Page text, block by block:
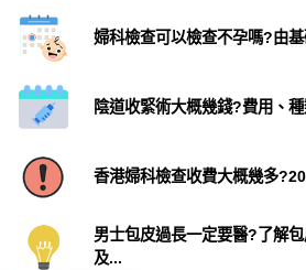
婦科檢查可以檢查不孕嗎?由
陰道收緊術大概幾錢?費用、
香港婦科檢查收費大概幾多
男士包皮過長一定要醫?了解
及...